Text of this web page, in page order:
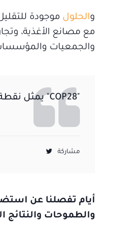
والحلول موجودة
مع مصانع الأغذية،
والجمعيات
"COP28" يمثل نقطة تحوّل حاسمة في مجال مكافحة تغيّر المناخ على الساحة العالمية
مشاركة
والطموحات والنتائج